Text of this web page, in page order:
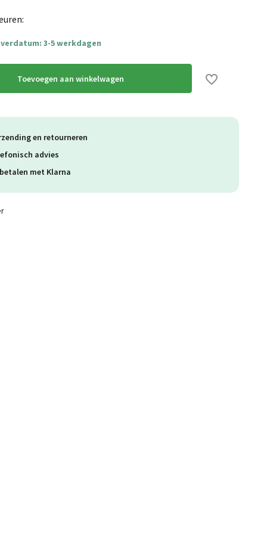
3-5 werkdagen
Toevoegen aan winkelwagen
en retourneren
advies
met Klarna